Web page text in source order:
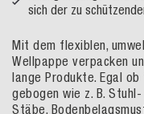
sich der zu
Mit dem flexiblen,
Wellpappe verpacken
lange Produkte. Egal
gebogen wie z. B.
Stäbe,